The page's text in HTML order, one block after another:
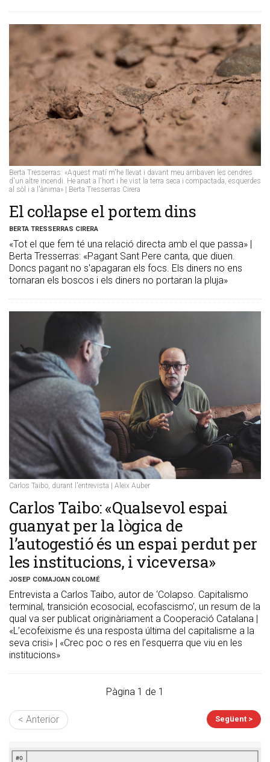
Berta Tresserras: «Aquest matí m'he llevat i davant meu arribaven les cendres
d'un altre incendi. He anat a l'hort i he vist la terra seca i compactada, esquerdes
al sòl i a l'ànima» | Berta Tresserras Cirera
El col·lapse el portem dins
BERTA TRESSERRAS CIRERA
«Tot el que fem té una relació directa amb el que passa» |
Berta Tresserras: «Pagant Sant Pere canta, que diuen.
Doncs pagant no s'apagaran els focs. Els diners no ens
tornaran els boscos i els diners no portaran la pluja»
Carlos Taibo, durant l'entrevista | Aleix Auber
Carlos Taibo: «Qualsevol espai
guanyat per la lògica de
l’autogestió és un espai perdut per
les institucions, i viceversa»
JOSEP COMAJOAN COLOMÉ
Entrevista a Carlos Taibo, autor de ‘Colapso. Capitalismo
terminal, transición ecosocial, ecofascismo’, un resum de la
qual va ser publicat originàriament a Cooperació Catalana |
«L’ecofeixisme és una resposta última del capitalisme a la
seva crisi» | «Crec poc o res en l’esquerra que viu en les
institucions»
Pàgina 1 de 1
< Anterior Següent >